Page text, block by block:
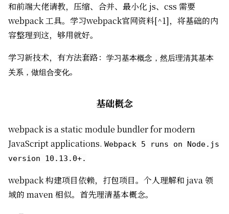
和前端大佬请教，压缩、合并、最小化 js、css 需要
webpack 工具。学习webpack官网资料[^1]，将基础的内
容整理到这，够用就好。
学习新技术，有方法套路：
学习基本概念，然后理清其基本
关系，做组合变化。
基础概念
webpack is a static module bundler for modern
JavaScript applications. Webpack 5 runs on Node.js
version 10.13.0+.
webpack 构建项目依赖，打包项目。个人理解和 java 领
域的 maven 相似。首先理清基本概念。